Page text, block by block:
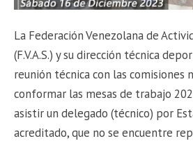
La Federación Venezolana de
(F.V.A.S.) y su dirección técnica
reunión técnica con las comisiones
conformar las mesas de trabajo
asistir un delegado (técnico) por
acreditado, que no se encuentre